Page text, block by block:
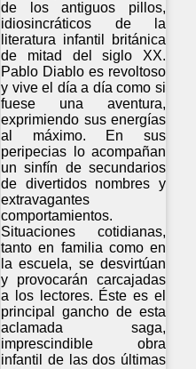
de los antiguos pillos,
idiosincráticos de la
literatura infantil británica
de mitad del siglo XX.
Pablo Diablo es revoltoso
y vive el día a día como si
fuese una aventura,
exprimiendo sus energías
al máximo. En sus
peripecias lo acompañan
un sinfín de secundarios
de divertidos nombres y
extravagantes
comportamientos.
Situaciones cotidianas,
tanto en familia como en
la escuela, se desvirtúan
y provocarán carcajadas
a los lectores. Éste es el
principal gancho de esta
aclamada saga,
imprescindible obra
infantil de las dos últimas